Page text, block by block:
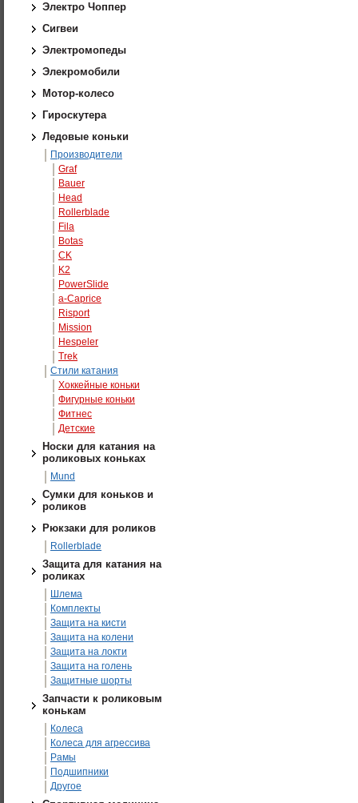
Электро Чоппер
Сигвеи
Электромопеды
Элекромобили
Мотор-колесо
Гироскутера
Ледовые коньки
Производители
Graf
Bauer
Head
Rollerblade
Fila
Botas
CK
K2
PowerSlide
а-Caprice
Risport
Mission
Hespeler
Trek
Стили катания
Хоккейные коньки
Фигурные коньки
Фитнес
Детские
Носки для катания на
роликовых коньках
Mund
Сумки для коньков и
роликов
Рюкзаки для роликов
Rollerblade
Защита для катания на
роликах
Шлема
Комплекты
Защита на кисти
Защита на колени
Защита на локти
Защита на голень
Защитные шорты
Запчасти к роликовым
конькам
Колеса
Колеса для агрессива
Рамы
Подшипники
Другое